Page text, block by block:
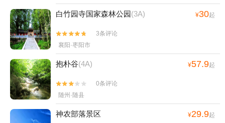
白竹园寺国家森林公园(3A) ¥30起


3条评论
襄阳·枣阳市
抱朴谷(4A) ¥57.9起


0条评论
随州·随县
神农部落景区 ¥29.9起